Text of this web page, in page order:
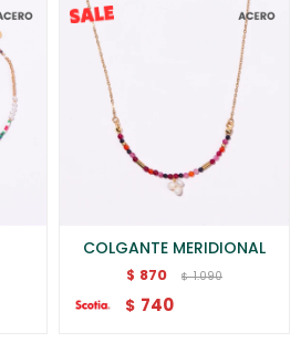
COLGANTE MERIDIONAL
$ 870 $ 1.090
$ 740